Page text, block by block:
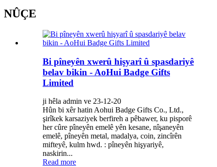
NÛÇE
Bi pîneyên xwerû hişyarî û spasdariyê
belav bikin - AoHui Badge Gifts
Limited
ji hêla admin ve 23-12-20
Hûn bi xêr hatin Aohui Badge Gifts Co., Ltd.,
şirîkek karsaziyek berfireh a pêbawer, ku pisporê
her cûre pîneyên emelê yên kesane, nîşaneyên
emelê, pîneyên metal, madalya, coin, zincîrên
mifteyê, kulm hwd. : pîneyên hişyariyê,
naskirin...
Read more